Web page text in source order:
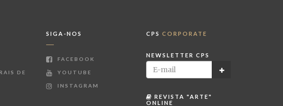
DE
SIGA-NOS
FACEBOOK
YOUTUBE
INSTAGRAM
CPS CORPORATE
NEWSLETTER CPS
REVISTA "ARTE"
ONLINE